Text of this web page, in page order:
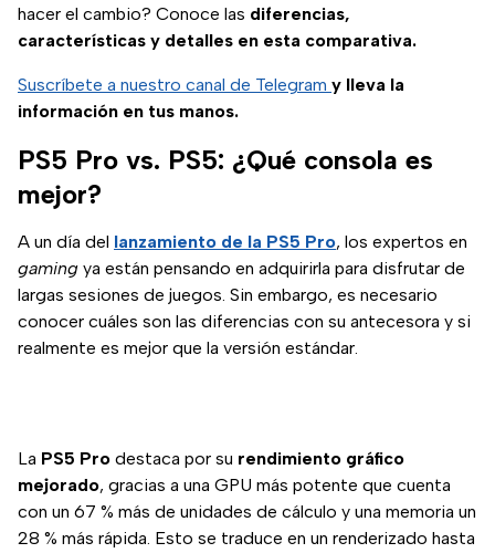
hacer el cambio? Conoce las diferencias,
características y detalles en esta comparativa.
Suscríbete a nuestro canal de Telegram y lleva la
información en tus manos.
PS5 Pro vs. PS5: ¿Qué consola es
mejor?
A un día del lanzamiento de la PS5 Pro, los expertos en
gaming ya están pensando en adquirirla para disfrutar de
largas sesiones de juegos. Sin embargo, es necesario
conocer cuáles son las diferencias con su antecesora y si
realmente es mejor que la versión estándar.
La PS5 Pro destaca por su rendimiento gráfico
mejorado, gracias a una GPU más potente que cuenta
con un 67 % más de unidades de cálculo y una memoria un
28 % más rápida. Esto se traduce en un renderizado hasta